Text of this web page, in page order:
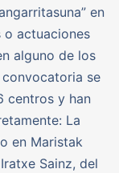
en
actuaciones
alguno de los
se
centros y han
La
en Maristak
Sainz, del